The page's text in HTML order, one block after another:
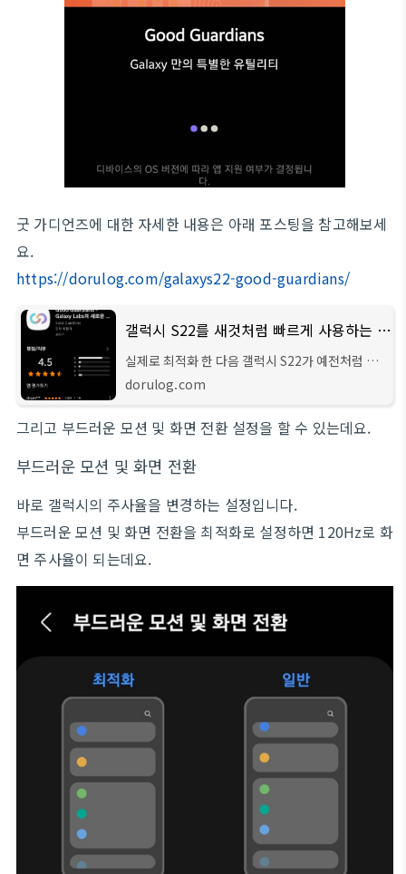
굿 가디언즈에 대한 자세한 내용은 아래 포스팅을 참고해보세
요.
https://dorulog.com/galaxys22-good-guardians/
갤럭시 S22를 새것처럼 빠르게 사용하는 방법 - Good Guardians - Dorulog
실제로 최적화 한 다음 갤럭시 S22가 예전처럼 빨
라진 것이 느껴질 정도입니다.
dorulog.com
그리고 부드러운 모션 및 화면 전환 설정을 할 수 있는데요.
부드러운 모션 및 화면 전환
바로 갤럭시의 주사율을 변경하는 설정입니다.
부드러운 모션 및 화면 전환을 최적화로 설정하면 120Hz로 화
면 주사율이 되는데요.